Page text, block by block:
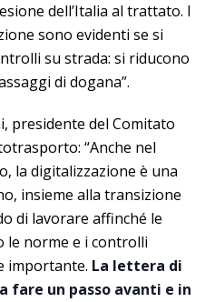
dell’Italia al trattato. I
sono evidenti se si
su strada: si riducono
di dogana”.
presidente del Comitato
“Anche nel
la digitalizzazione è una
insieme alla transizione
di lavorare affinché le
le norme e i controlli
importante. La lettera di
un passo avanti e in